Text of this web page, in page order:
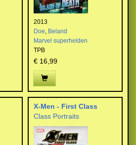
2013
Doe, Beland
Marvel superhelden
TPB
€ 16,99
X-Men - First Class
Class Portraits